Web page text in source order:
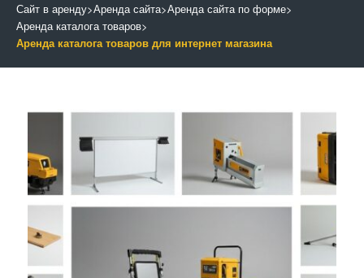
Сайт в аренду>Аренда сайта>Аренда сайта по форме>
Аренда каталога товаров>
Аренда каталога товаров для интернет магазина